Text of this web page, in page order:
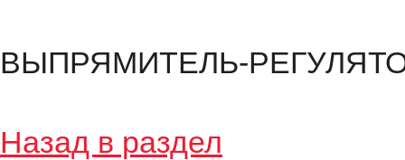
ВЫПРЯМИТЕЛЬ-
Назад в раздел